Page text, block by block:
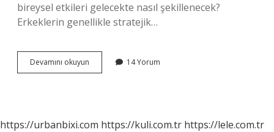
bireysel etkileri gelecekte nasıl şekillenecek?
Erkeklerin genellikle stratejik…
Devamını okuyun
etmek
14 Yorum
https://urbanbixi.com https://kuli.com.tr https://lele.com.tr